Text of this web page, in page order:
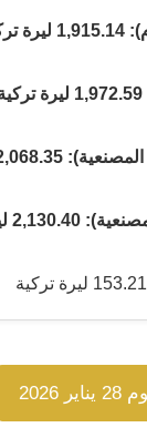
ليرة تركية
ليرة تركية